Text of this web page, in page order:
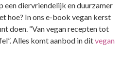
een diervriendelijk en duurzamer
hoe? In ons e-book vegan kerst
doen. “Van vegan recepten tot
Alles komt aanbod in ditvegan